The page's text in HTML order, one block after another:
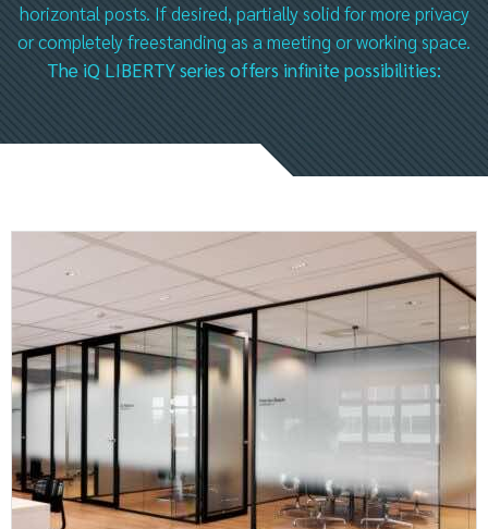
horizontal posts. If desired, partially solid for more privacy
or completely freestanding as a meeting or working space.
The iQ LIBERTY series offers infinite possibilities: